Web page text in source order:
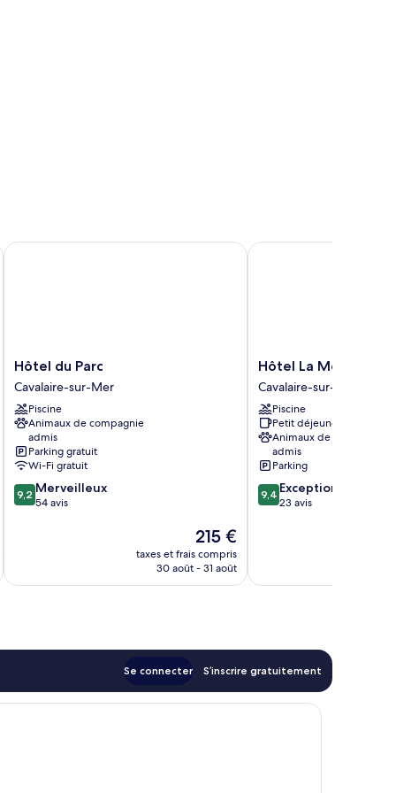
Hôtel
du
Parc
Cavalaire-
sur-
Mer
Hôtel du Parc
Cavalaire-sur-Mer
Piscine
Animaux de compagnie
admis
Parking gratuit
Wi-Fi gratuit
9.2
sur
9,2 Merveilleux
54 avis
Le
nouveau
prix
215 €
taxes et frais compris
30 août - 31 août
Hôtel du Parc
Hôtel
La
Ménado
Cavalaire-
sur-
Mer
Hôtel La Ménado
Cavalaire-sur-Mer
Piscine
Petit déjeuner gratuit
Animaux de compagnie
admis
Parking
9.4
sur
9,4 Exceptionnel
23 avis
Hôtel La Ménado
Se connecter S’inscrire gratuitement